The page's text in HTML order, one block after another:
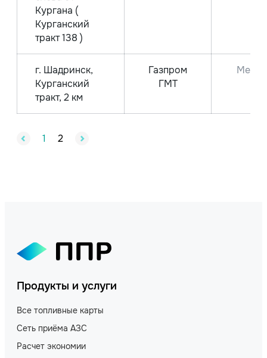
Кургана (
Курганский
тракт 138 )
г. Шадринск,
Курганский
тракт, 2 км
Газпром
ГМТ
Метан
1 2
Продукты и услуги
Все топливные карты
Сеть приёма АЗС
Расчет экономии